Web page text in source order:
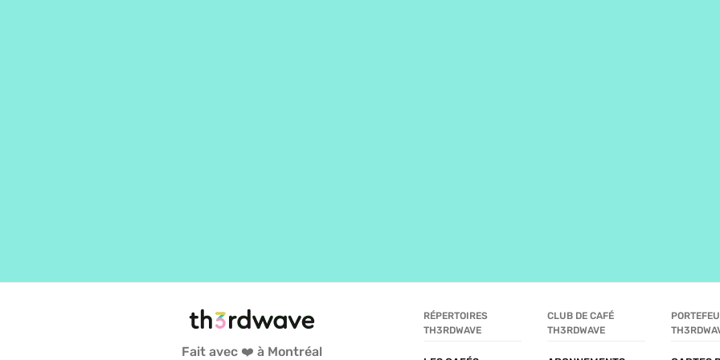
Fait avec ❤️ à Montréal
RÉPERTOIRES
TH3RDWAVE
CLUB DE CAFÉ
TH3RDWAVE